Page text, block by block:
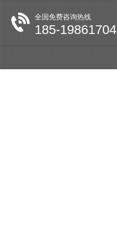
全国免费咨询热线
185-19861704